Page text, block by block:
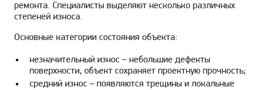
ремонта. Специалисты выделяют несколько различных
степеней износа.
Основные категории состояния объекта:
незначительный износ – небольшие дефекты
поверхности, объект сохраняет проектную прочность;
средний износ – появляются трещины и локальные